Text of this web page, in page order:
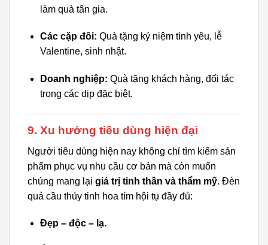
làm quà tân gia.
Các cặp đôi: Quà tặng kỷ niệm tình yêu, lễ
Valentine, sinh nhật.
Doanh nghiệp: Quà tặng khách hàng, đối tác
trong các dịp đặc biệt.
9. Xu hướng tiêu dùng hiện đại
Người tiêu dùng hiện nay không chỉ tìm kiếm sản
phẩm phục vụ nhu cầu cơ bản mà còn muốn
chúng mang lại giá trị tinh thần và thẩm mỹ. Đèn
quả cầu thủy tinh hoa tím hội tụ đầy đủ:
Đẹp – độc – lạ.